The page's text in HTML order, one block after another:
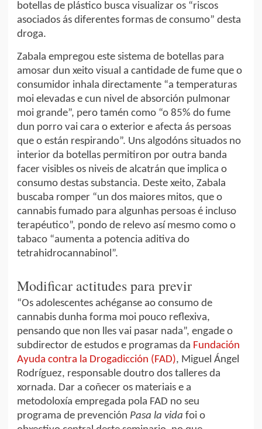
botellas de plástico busca visualizar os “riscos
asociados ás diferentes formas de consumo” desta
droga.
Zabala empregou este sistema de botellas para
amosar dun xeito visual a cantidade de fume que o
consumidor inhala directamente “a temperaturas
moi elevadas e cun nivel de absorción pulmonar
moi grande”, pero tamén como “o 85% do fume
dun porro vai cara o exterior e afecta ás persoas
que o están respirando”. Uns algodóns situados no
interior da botellas permitiron por outra banda
facer visibles os niveis de alcatrán que implica o
consumo destas substancia. Deste xeito, Zabala
buscaba romper “un dos maiores mitos, que o
cannabis fumado para algunhas persoas é incluso
terapéutico”, pondo de relevo así mesmo como o
tabaco “aumenta a potencia aditiva do
tetrahidrocannabinol”.
Modificar actitudes para previr
“Os adolescentes achéganse ao consumo de
cannabis dunha forma moi pouco reflexiva,
pensando que non lles vai pasar nada”, engade o
subdirector de estudos e programas da Fundación
Ayuda contra la Drogadicción (FAD), Miguel Ángel
Rodríguez, responsable doutro dos talleres da
xornada. Dar a coñecer os materiais e a
metodoloxía empregada pola FAD no seu
programa de prevención Pasa la vida foi o